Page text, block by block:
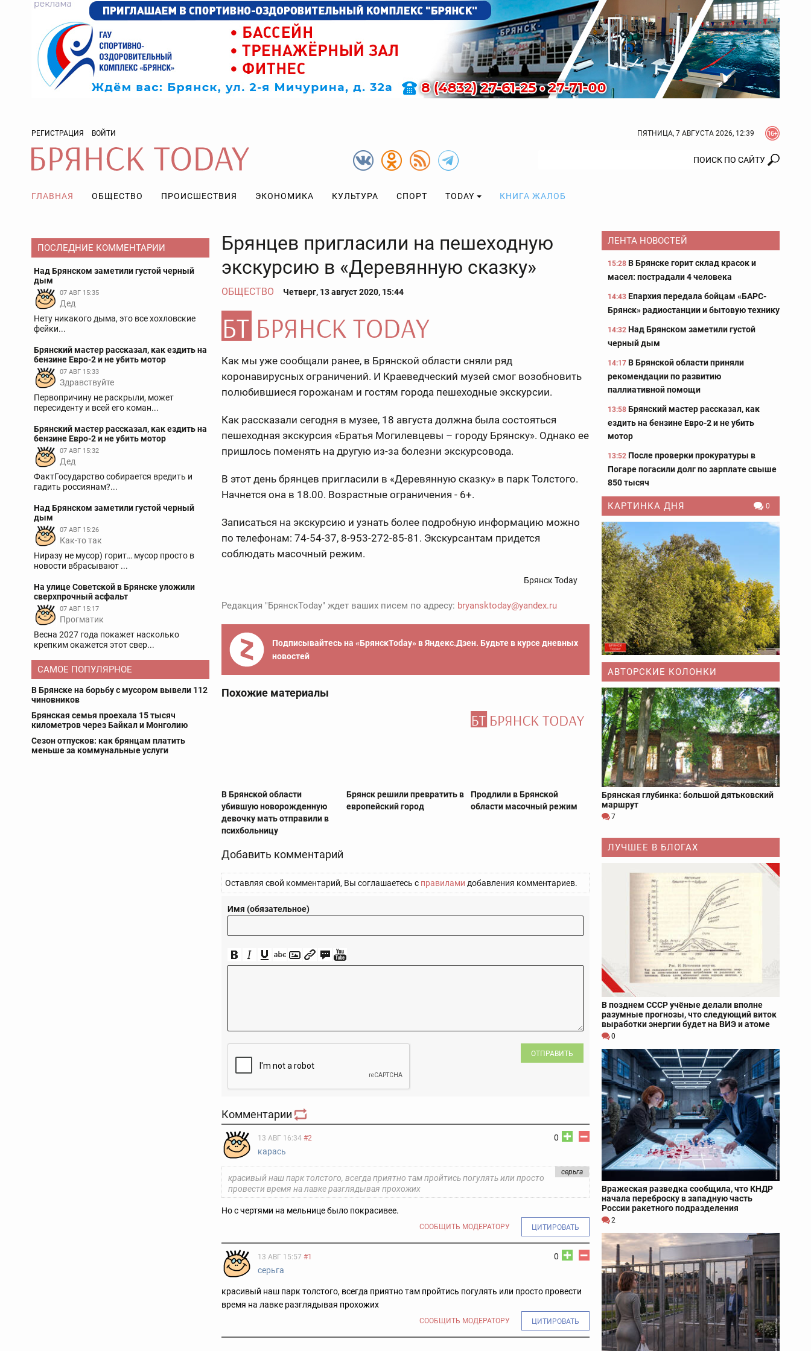
РЕГИСТРАЦИЯ ВОЙТИ ПЯТНИЦА, 7 АВГУСТА 2026, 12:39
ГЛАВНАЯ ОБЩЕСТВО ПРОИСШЕСТВИЯ ЭКОНОМИКА КУЛЬТУРА СПОРТ TODAY КНИГА ЖАЛОБ
ПОСЛЕДНИЕ КОММЕНТАРИИ
Над Брянском заметили густой черный
дым
07 АВГ 15:35
Дед
Нету никакого дыма, это все хохловские
фейки...
Брянский мастер рассказал, как ездить на
бензине Евро-2 и не убить мотор
07 АВГ 15:33
Здравствуйте
Первопричину не раскрыли, может
пересиденту и всей его коман...
Брянский мастер рассказал, как ездить на
бензине Евро-2 и не убить мотор
07 АВГ 15:32
Дед
ФактГосударство собирается вредить и
гадить россиянам?...
Над Брянском заметили густой черный
дым
07 АВГ 15:26
Как-то так
Ниразу не мусор) горит… мусор просто в
новости вбрасывают ...
На улице Советской в Брянске уложили
сверхпрочный асфальт
07 АВГ 15:17
Прогматик
Весна 2027 года покажет насколько
крепким окажется этот свер...
САМОЕ ПОПУЛЯРНОЕ
В Брянске на борьбу с мусором вывели 112
чиновников
Брянская семья проехала 15 тысяч
километров через Байкал и Монголию
Сезон отпусков: как брянцам платить
меньше за коммунальные услуги
Брянцев пригласили на пешеходную
экскурсию в «Деревянную сказку»
ОБЩЕСТВО Четверг, 13 август 2020, 15:44
Как мы уже сообщали ранее, в Брянской области сняли ряд
коронавирусных ограничений. И Краеведческий музей смог возобновить
полюбившиеся горожанам и гостям города пешеходные экскурсии.
Как рассказали сегодня в музее, 18 августа должна была состояться
пешеходная экскурсия «Братья Могилевцевы – городу Брянску». Однако ее
пришлось поменять на другую из-за болезни экскурсовода.
В этот день брянцев пригласили в «Деревянную сказку» в парк Толстого.
Начнется она в 18.00. Возрастные ограничения - 6+.
Записаться на экскурсию и узнать более подробную информацию можно
по телефонам: 74-54-37, 8-953-272-85-81. Экскурсантам придется
соблюдать масочный режим.
Брянск Today
Редакция "БрянскToday" ждет ваших писем по адресу: bryansktoday@yandex.ru
Подписывайтесь на «БрянскToday» в Яндекс.Дзен. Будьте в курсе дневных
новостей
Похожие материалы
В Брянской области
убившую новорожденную
девочку мать отправили в
психбольницу
Брянск решили превратить в
европейский город
Продлили в Брянской
области масочный режим
Добавить комментарий
Оставляя свой комментарий, Вы соглашаетесь с правилами добавления комментариев.
Имя (обязательное)
ОТПРАВИТЬ
Комментарии
0
13 АВГ 16:34 #2
карась
серьга
красивый наш парк толстого, всегда приятно там пройтись погулять или просто
провести время на лавке разглядывая прохожих
Но с чертями на мельнице было покрасивее.
СООБЩИТЬ МОДЕРАТОРУ ЦИТИРОВАТЬ
0
13 АВГ 15:57 #1
серьга
красивый наш парк толстого, всегда приятно там пройтись погулять или просто провести
время на лавке разглядывая прохожих
СООБЩИТЬ МОДЕРАТОРУ ЦИТИРОВАТЬ
ЛЕНТА НОВОСТЕЙ
15:28 В Брянске горит склад красок и
масел: пострадали 4 человека
14:43 Епархия передала бойцам «БАРС-
Брянск» радиостанции и бытовую технику
14:32 Над Брянском заметили густой
черный дым
14:17 В Брянской области приняли
рекомендации по развитию
паллиативной помощи
13:58 Брянский мастер рассказал, как
ездить на бензине Евро-2 и не убить
мотор
13:52 После проверки прокуратуры в
Погаре погасили долг по зарплате свыше
850 тысяч
КАРТИНКА ДНЯ 0
АВТОРСКИЕ КОЛОНКИ
Брянская глубинка: большой дятьковский
маршрут
7
ЛУЧШЕЕ В БЛОГАХ
В позднем СССР учёные делали вполне
разумные прогнозы, что следующий виток
выработки энергии будет на ВИЭ и атоме
0
Вражеская разведка сообщила, что КНДР
начала переброску в западную часть
России ракетного подразделения
2